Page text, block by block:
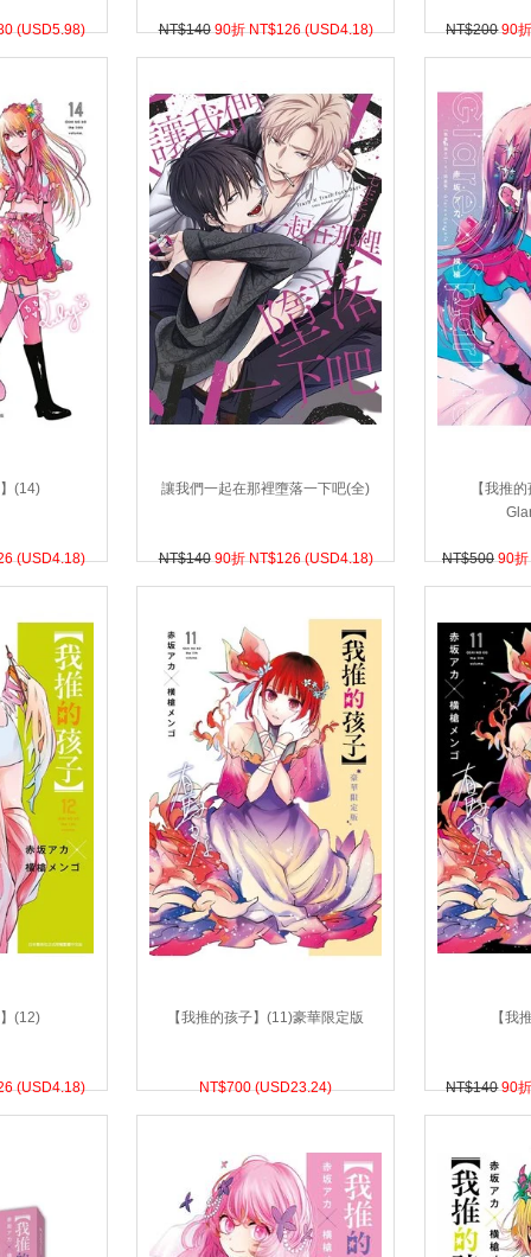
(USD5.98) NT$140 90折 NT$126 (USD4.18) NT$200 90
(14)
(USD4.18)
讓我們一起在那裡墮落一下吧(全)
NT$140 90折 NT$126 (USD4.18)
【我推
NT$500 90
(12)
(USD4.18)
【我推的孩子】(11)豪華限定版
NT$700 (USD23.24)
【我
NT$140 90